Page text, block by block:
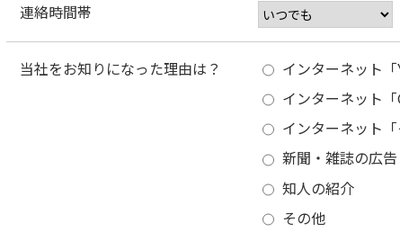
連絡時間帯
当社をお知りになった理由は？
インターネット「
インターネット「
インターネット「
新聞・雑誌の広告
知人の紹介
その他